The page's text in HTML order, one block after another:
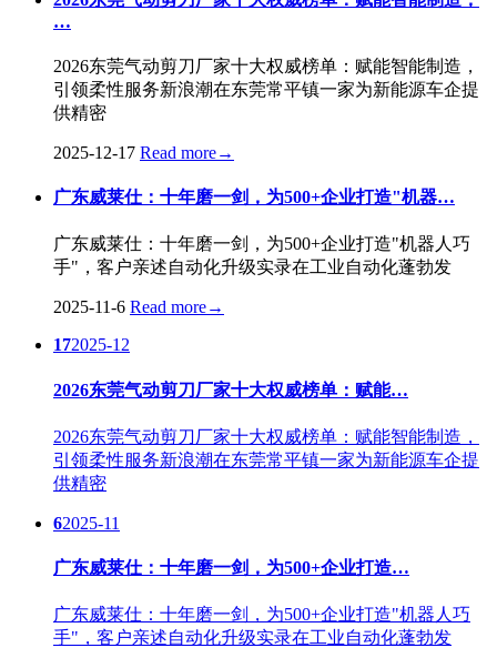
…
2026东莞气动剪刀厂家十大权威榜单：赋能智能制造，
引领柔性服务新浪潮在东莞常平镇一家为新能源车企提
供精密
2025-12-17 Read more→
广东威莱仕：十年磨一剑，为500+企业打造"机器…
广东威莱仕：十年磨一剑，为500+企业打造"机器人巧
手"，客户亲述自动化升级实录在工业自动化蓬勃发
2025-11-6 Read more→
172025-12
2026东莞气动剪刀厂家十大权威榜单：赋能…
2026东莞气动剪刀厂家十大权威榜单：赋能智能制造，
引领柔性服务新浪潮在东莞常平镇一家为新能源车企提
供精密
62025-11
广东威莱仕：十年磨一剑，为500+企业打造…
广东威莱仕：十年磨一剑，为500+企业打造"机器人巧
手"，客户亲述自动化升级实录在工业自动化蓬勃发